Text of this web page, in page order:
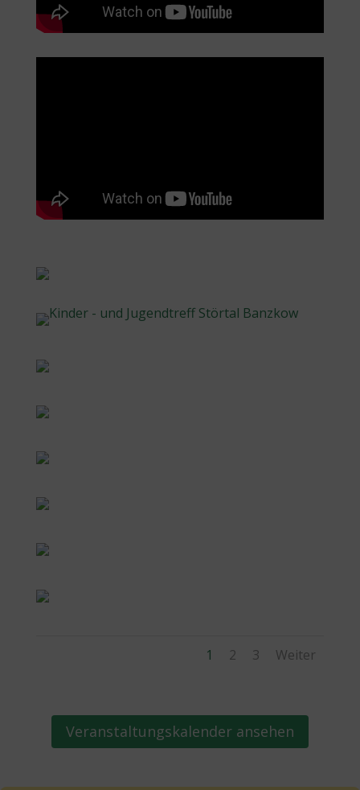
1 2 3 Weiter
Veranstaltungskalender ansehen